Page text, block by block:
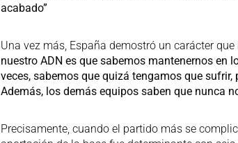
acabado”
Una vez más, España demostró un carácter
nuestro ADN es que sabemos mantenernos en
veces, sabemos que quizá tengamos que
Además, los demás equipos saben que nunca
Precisamente, cuando el partido más se